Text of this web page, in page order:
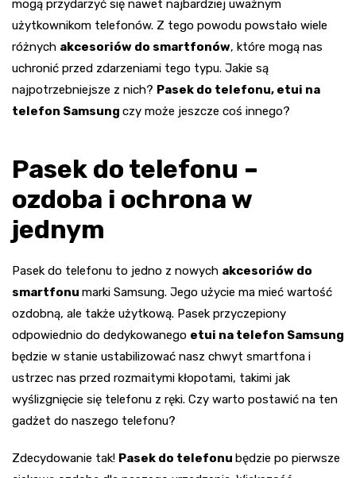
mogą przydarzyć się nawet najbardziej uważnym
użytkownikom telefonów. Z tego powodu powstało wiele
różnych akcesoriów do smartfonów, które mogą nas
uchronić przed zdarzeniami tego typu. Jakie są
najpotrzebniejsze z nich? Pasek do telefonu, etui na
telefon Samsung czy może jeszcze coś innego?
Pasek do telefonu –
ozdoba i ochrona w
jednym
Pasek do telefonu to jedno z nowych akcesoriów do
smartfonu marki Samsung. Jego użycie ma mieć wartość
ozdobną, ale także użytkową. Pasek przyczepiony
odpowiednio do dedykowanego etui na telefon Samsung
będzie w stanie ustabilizować nasz chwyt smartfona i
ustrzec nas przed rozmaitymi kłopotami, takimi jak
wyślizgnięcie się telefonu z ręki. Czy warto postawić na ten
gadżet do naszego telefonu?
Zdecydowanie tak! Pasek do telefonu będzie po pierwsze